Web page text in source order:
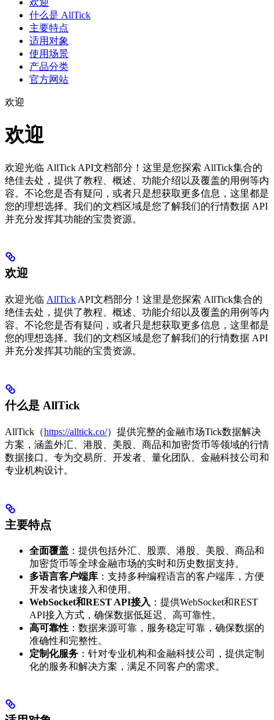
什么是 AllTick
主要特点
适用对象
使用场景
产品分类
官方网站
欢迎
欢迎
欢迎光临 AllTick API文档部分！这里是您探索 AllTick集合的
绝佳去处，提供了教程、概述、功能介绍以及覆盖的用例等内
容。不论您是否有疑问，或者只是想获取更多信息，这里都是
您的理想选择。我们的文档区域是您了解我们的行情数据 API
并充分发挥其功能的宝贵资源。
欢迎
欢迎光临 AllTick API文档部分！这里是您探索 AllTick集合的
绝佳去处，提供了教程、概述、功能介绍以及覆盖的用例等内
容。不论您是否有疑问，或者只是想获取更多信息，这里都是
您的理想选择。我们的文档区域是您了解我们的行情数据 API
并充分发挥其功能的宝贵资源。
什么是 AllTick
AllTick（https://alltick.co/）提供完整的金融市场Tick数据解决
方案，涵盖外汇、港股、美股、商品和加密货币等领域的行情
数据接口。专为交易所、开发者、量化团队、金融科技公司和
专业机构设计。
主要特点
全面覆盖 ：提供包括外汇、股票、港股、美股、商品和
加密货币等全球金融市场的实时和历史数据支持。
多语言客户端库 ：支持多种编程语言的客户端库，方便
开发者快速接入和使用。
WebSocket和REST API接入 ：提供WebSocket和REST
API接入方式，确保数据低延迟、高可靠性。
高可靠性 ：数据来源可靠，服务稳定可靠，确保数据的
准确性和完整性。
定制化服务 ：针对专业机构和金融科技公司，提供定制
化的服务和解决方案，满足不同客户的需求。